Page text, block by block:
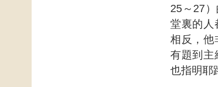
25～27
堂裏的人
相反，他
有題到主
也指明耶